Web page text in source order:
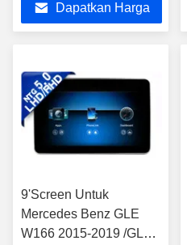
NTG5.0Dapatkan Harga
9'Screen Untuk
Mercedes Benz GLE
W166 2015-2019 /GLS